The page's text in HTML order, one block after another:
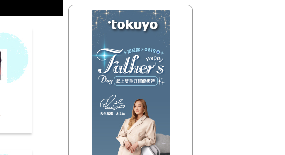
【HitFm正在進行】
【Next】
(宜蘭)GOOD MORNING YI-LAN
【HitFm正在進行】
(花東)
流行最精選
(花東)早安東台灣